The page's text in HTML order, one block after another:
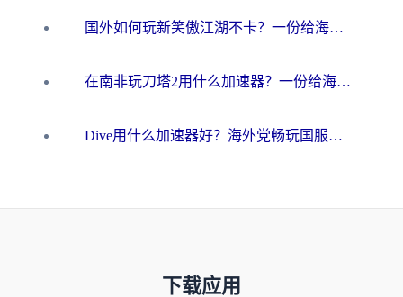
国外如何玩新笑傲江湖不卡？一份给海外游子的终极网络指南
在南非玩刀塔2用什么加速器？一份给海外游子的终极生存指南
Dive用什么加速器好？海外党畅玩国服游戏的终极避坑指南
下载应用